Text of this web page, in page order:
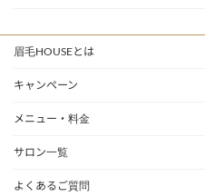
眉毛HOUSEとは
キャンペーン
メニュー・料金
サロン一覧
よくあるご質問